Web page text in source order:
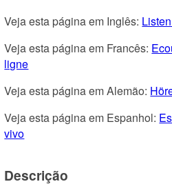
Veja esta página em Inglês:
Veja esta página em Francês:
ligne
Veja esta página em Alemão:
Veja esta página em Espanhol:
vivo
Descrição